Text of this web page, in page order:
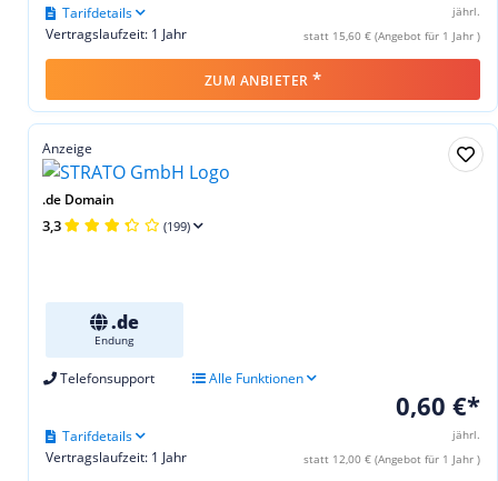
jährl.
statt 15,60 € (Angebot für 1 Jahr )
Vertragslaufzeit: 1 Jahr
Tarifdetails
ZUM ANBIETER *
Anzeige
.de Domain
3,3 (199)
.de
Endung
Telefonsupport Alle Funktionen
0,60 €*
jährl.
statt 12,00 € (Angebot für 1 Jahr )
Vertragslaufzeit: 1 Jahr
Tarifdetails